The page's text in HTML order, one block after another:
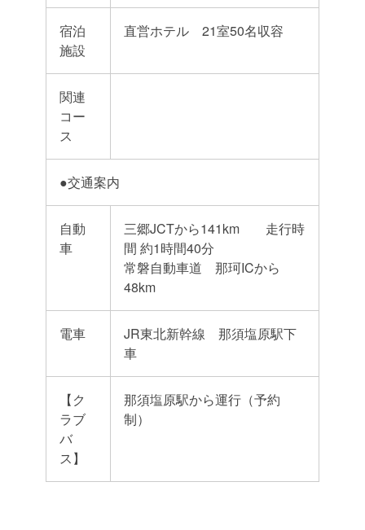
宿泊
施設
直営ホテル 21室50名収容
関連
コー
ス
●交通案内
自動
車
三郷JCTから141km 走行時
間 約1時間40分
常磐自動車道 那珂ICから
48km
電車
JR東北新幹線 那須塩原駅下
車
【ク
ラブ
バ
ス】
那須塩原駅から運行（予約
制）